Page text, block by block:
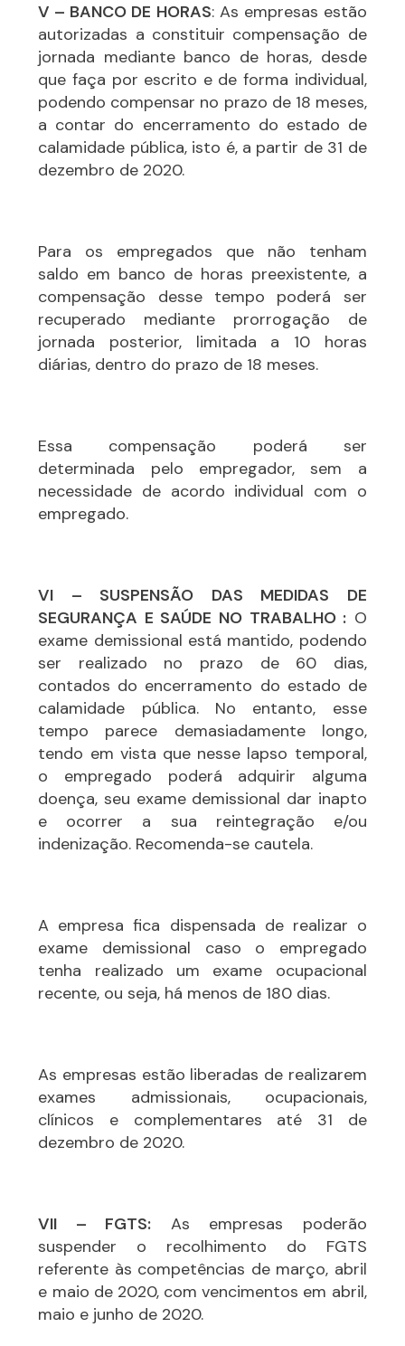
V – BANCO DE HORAS: As empresas estão
autorizadas a constituir compensação de
jornada mediante banco de horas, desde
que faça por escrito e de forma individual,
podendo compensar no prazo de 18 meses,
a contar do encerramento do estado de
calamidade pública, isto é, a partir de 31 de
dezembro de 2020.
Para os empregados que não tenham
saldo em banco de horas preexistente, a
compensação desse tempo poderá ser
recuperado mediante prorrogação de
jornada posterior, limitada a 10 horas
diárias, dentro do prazo de 18 meses.
Essa compensação poderá ser
determinada pelo empregador, sem a
necessidade de acordo individual com o
empregado.
VI – SUSPENSÃO DAS MEDIDAS DE
SEGURANÇA E SAÚDE NO TRABALHO : O
exame demissional está mantido, podendo
ser realizado no prazo de 60 dias,
contados do encerramento do estado de
calamidade pública. No entanto, esse
tempo parece demasiadamente longo,
tendo em vista que nesse lapso temporal,
o empregado poderá adquirir alguma
doença, seu exame demissional dar inapto
e ocorrer a sua reintegração e/ou
indenização. Recomenda-se cautela.
A empresa fica dispensada de realizar o
exame demissional caso o empregado
tenha realizado um exame ocupacional
recente, ou seja, há menos de 180 dias.
As empresas estão liberadas de realizarem
exames admissionais, ocupacionais,
clínicos e complementares até 31 de
dezembro de 2020.
VII – FGTS: As empresas poderão
suspender o recolhimento do FGTS
referente às competências de março, abril
e maio de 2020, com vencimentos em abril,
maio e junho de 2020.